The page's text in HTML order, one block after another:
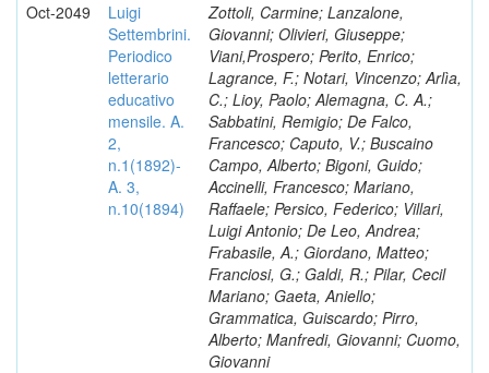
Oct-2049
Luigi
Settembrini.
Periodico
letterario
educativo
mensile. A.
2,
n.1(1892)-
A. 3,
n.10(1894)
Zottoli, Carmine; Lanzalone,
Giovanni; Olivieri, Giuseppe;
Viani,Prospero; Perito, Enrico;
Lagrance, F.; Notari, Vincenzo; Arlìa,
C.; Lioy, Paolo; Alemagna, C. A.;
Sabbatini, Remigio; De Falco,
Francesco; Caputo, V.; Buscaino
Campo, Alberto; Bigoni, Guido;
Accinelli, Francesco; Mariano,
Raffaele; Persico, Federico; Villari,
Luigi Antonio; De Leo, Andrea;
Frabasile, A.; Giordano, Matteo;
Franciosi, G.; Galdi, R.; Pilar, Cecil
Mariano; Gaeta, Aniello;
Grammatica, Guiscardo; Pirro,
Alberto; Manfredi, Giovanni; Cuomo,
Giovanni